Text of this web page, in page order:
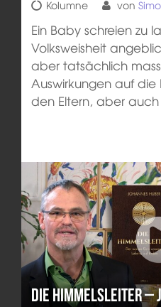
Kolumne von
Ein Baby schreien zu
Volksweisheit
aber tatsächlich
Auswirkungen auf die
den Eltern, aber
Die Himmelsleiter –